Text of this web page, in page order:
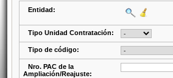
Entidad:
Tipo Unidad Contratación:
Tipo de código:
Nro. PAC de la
Ampliación/Reajuste: